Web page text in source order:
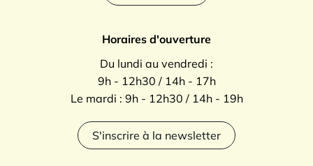
Horaires d'ouverture
Du lundi au vendredi :
9h - 12h30 / 14h - 17h
Le mardi : 9h - 12h30 / 14h - 19h
S'inscrire à la newsletter